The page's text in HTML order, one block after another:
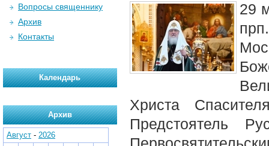
29
Христа
Предстоятель
Вопросы священнику
Архив
Контакты
Календарь
Архив
Август - 2026